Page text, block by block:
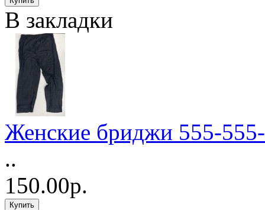
В закладки
Женские бриджи 555-
..
150.00р.